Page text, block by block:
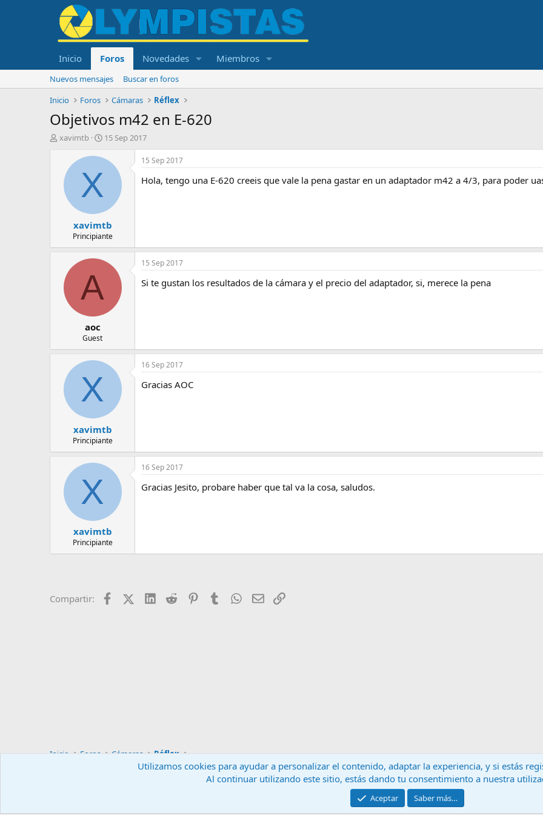
Inicio Foros Novedades Miembros
Nuevos mensajes
Buscar en foros
Inicio
Foros Cámaras Réflex
Objetivos m42 en E-620
I
e
m
xavimtb
F
c
i
n
i
c
15 Sep 2017
X
xavimtb
Principiante
15 Sep 2017
Hola, tengo una E-620 creeis que vale la pena gastar en un adaptador m42 a 4/3, para poder
A
aoc
Guest
15 Sep 2017
Si te gustan los resultados de la cámara y el precio del adaptador, si, merece la pena
X
xavimtb
Principiante
16 Sep 2017
Gracias AOC
X
xavimtb
Principiante
16 Sep 2017
Gracias Jesito, probare haber que tal va la cosa, saludos.
Compartir: FacebookX (Twitter)
LinkedIn
Reddit PinterestTumblrWhatsApp
EmailEnlace
Inicio Foros Cámaras Réflex
Contáctanos
Community platform by XenForo® © 2010-2024 XenForo Ltd.
Utilizamos cookies para ayudar a personalizar el contenido, adaptar la experiencia, y si estás
Al continuar utilizando este sitio, estás dando tu consentimiento a nuestra
Aceptar Saber más…